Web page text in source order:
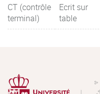
CT (contrôle
terminal)
Ecrit sur
table